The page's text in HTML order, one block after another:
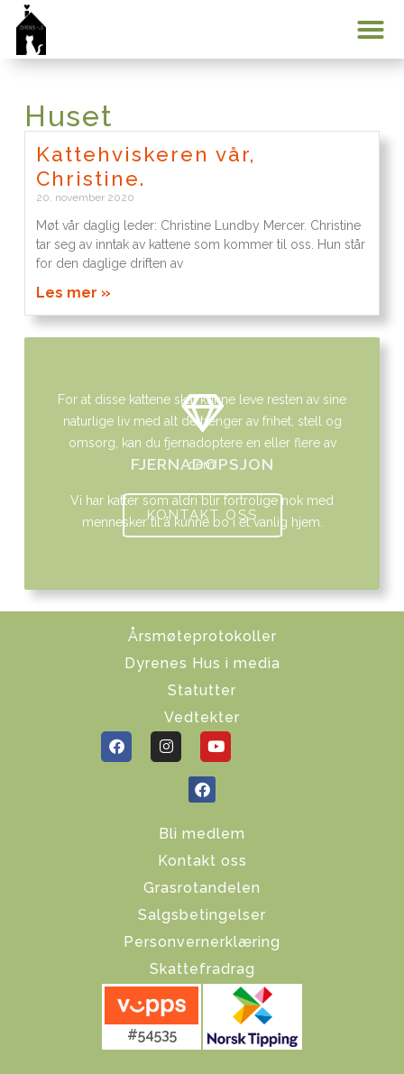
Huset
Kattehviskeren vår,
Christine.
20. november 2020
Møt vår daglig leder: Christine Lundby Mercer. Christine
tar seg av inntak av kattene som kommer til oss. Hun står
for den daglige driften av
Les mer »
FJERNADOPSJON
Vi har katter som aldri blir fortrolige nok med
mennesker til å kunne bo i et vanlig hjem.
For at disse kattene skal kunne leve resten av sine
naturlige liv med alt de trenger av frihet, stell og
omsorg, kan du fjernadoptere en eller flere av
dem!
KONTAKT OSS
Årsmøteprotokoller
Dyrenes Hus i media
Statutter
Vedtekter
Bli medlem
Kontakt oss
Grasrotandelen
Salgsbetingelser
Personvernerklæring
Skattefradrag
#54535